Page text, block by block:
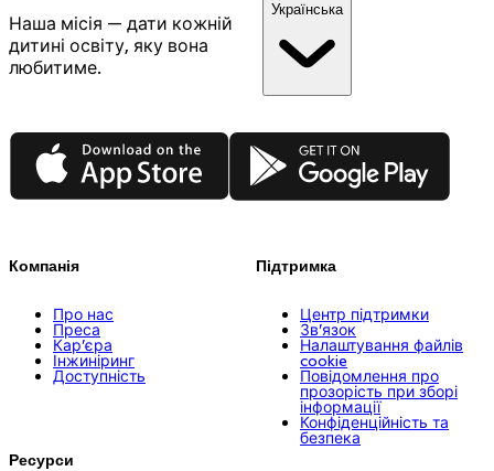
Наша місія — дати кожній
дитині освіту, яку вона
любитиме.
Українська
App Store Google Play
Компанія
Про нас
Преса
Кар’єра
Інжиніринг
Доступність
Ресурси
Підтримка
Центр підтримки
Зв’язок
Налаштування файлів
cookie
Повідомлення про
прозорість при зборі
інформації
Конфіденційність та
безпека